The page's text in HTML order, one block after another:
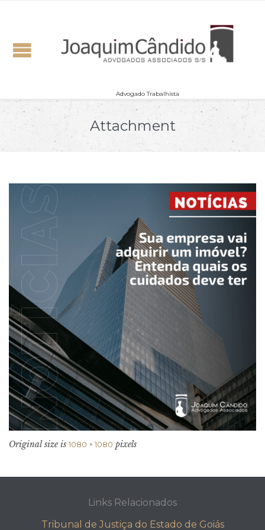
Advogado Trabalhista
Attachment
Original size is 1080 × 1080 pixels
Links Relacionados
Tribunal de Justiça do Estado de Goiás